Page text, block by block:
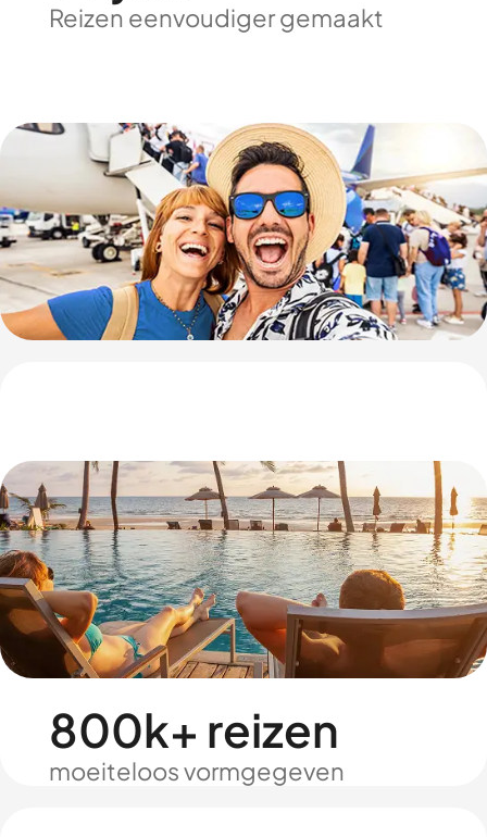
Reizen eenvoudiger gemaakt
800k+ reizen
moeiteloos vormgegeven